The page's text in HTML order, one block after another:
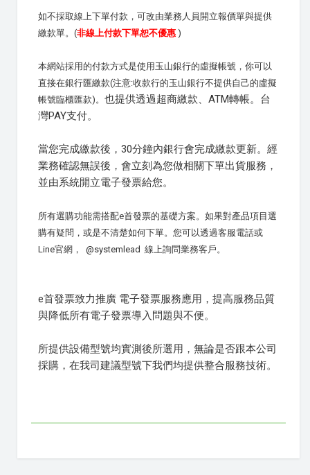
如不採取線上下單付款，可改由業務人員開立報價單與提供
繳款單。(非線上付款下單恕不優惠 )
本網站採用的付款方式是使用玉山銀行的虛擬帳號，你可以
直接在銀行匯繳款(注意:收款行的玉山銀行不提供自己的虛擬
帳號臨櫃匯款)。 也提供透過超商繳款、ATM轉帳。台
灣PAY支付。
當您完成繳款後，30分鐘內銀行會完成繳款更新。經
業務確認無誤後，會立刻為您做相關下單出貨服務，
並由系統開立電子發票給您。
所有選購功能需搭配e首發票的基礎方案。如果對產品項目選
購有疑問，或是不清楚如何下單。您可以透過客服電話或
Line官網， @systemlead 線上詢問業務客戶。
e首發票致力推廣 電子發票服務應用，提高服務品質
與降低所有電子發票導入問題與不便。
所提供設備型號均實測後所選用，無論是否跟本公司
採購，在我司建議型號下我們均提供整合服務技術。